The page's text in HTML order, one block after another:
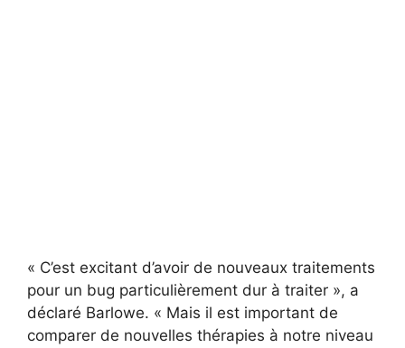
« C’est excitant d’avoir de nouveaux traitements
pour un bug particulièrement dur à traiter », a
déclaré Barlowe. « Mais il est important de
comparer de nouvelles thérapies à notre niveau